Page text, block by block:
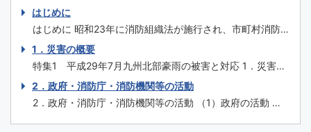
（一式） はじめに 特集1 平成29年7月九州北部豪雨の被
害と対応 特集2 糸魚川市大規模火災を踏まえた今後の消
防のあり方 特集3 埼玉県三芳町倉庫火災を踏まえた対
応 特集4 消防の...
はじめに
はじめに 昭和23年に消防組織法が施行され、市町村消防
を原則とする我が国の自治体消防制度が誕生してから、平
成30年３月には70年を迎えます。この間、関係者の努力
の積重ねにより消防制度や施策、消防防災施設等の充実強
化が図られ、火災予防・消火、救急、救助はもとより、自
然災害への対応や国民保護まで広範囲に...
1．災害の概要
特集1 平成29年7月九州北部豪雨の被害と対応 1．災害の
概要 （1）気象の状況 平成29年6月30日から7月4日にかけ
て、梅雨前線が北陸地方や東北地方に停滞し、その後ゆっ
くり南下して、7月5日から10日にかけては朝鮮半島付近か
ら西日本に停滞した。 また、7月2日9時に沖縄の南で発生
2．政府・消防庁・消防機関等の活動
2．政府・消防庁・消防機関等の活動 （1）政府の活動 内